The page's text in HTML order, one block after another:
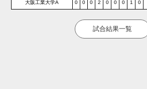
大阪工業大学A 0 0 0 2 0 0 0 1 0
試合結果一覧